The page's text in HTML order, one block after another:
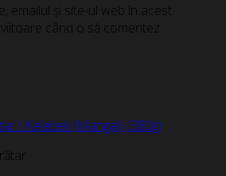
emailul și site-ul web în acest
când o să comentez.